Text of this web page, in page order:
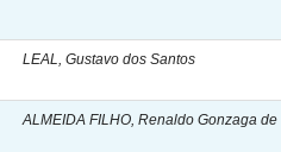
LEAL, Gustavo dos Santos
ALMEIDA FILHO, Renaldo Gonzaga de